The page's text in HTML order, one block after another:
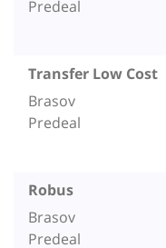
Predeal
Transfer Low Cost
Brasov
Predeal
Robus
Brasov
Predeal